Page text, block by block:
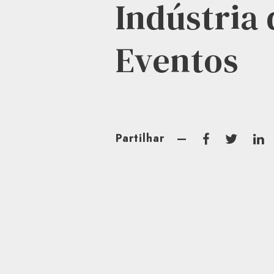
Indústria
Eventos
Partilhar —